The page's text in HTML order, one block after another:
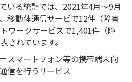
いる統計では、2021年4月～9月
移動体通信サービで12件（障害
ワークサービスで1,401件（障
されています。
スマートフォン等の携帯端末向
信を行うサービス